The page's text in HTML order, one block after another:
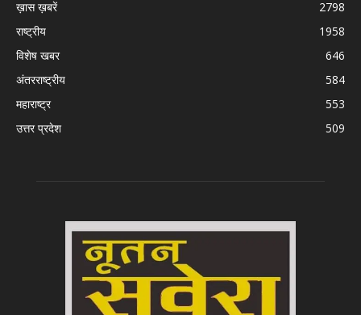
ख़ास ख़बरें
2798
राष्ट्रीय
1958
विशेष खबर
646
अंतरराष्ट्रीय
584
महाराष्ट्र
553
उत्तर प्रदेश
509